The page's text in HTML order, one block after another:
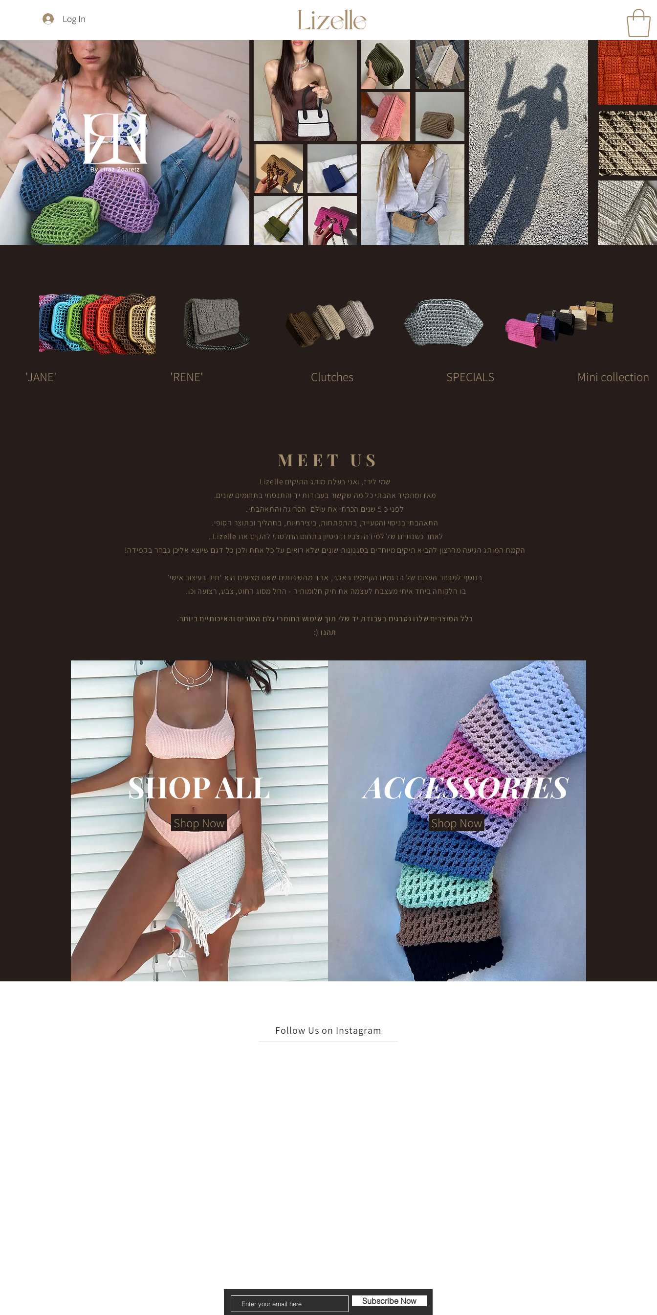
Log In
'JANE' SPECIALS
'RENE' Clutches Mini collection
MEET US
שמי לירז, ואני בעלת מותג התיקים Lizelle
מאז ומתמיד אהבתי כל מה שקשור בעבודות יד והתנסתי בתחומים שונים.
לפני כ 5 שנים הכרתי את עולם הסריגה והתאהבתי.
התאהבתי בניסוי והטעייה, בהתפתחות, ביצירתיות, בתהליך ובתוצר הסופי.
לאחר כשנתיים של למידה וצבירת ניסיון בתחום החלטתי להקים את Lizelle .
הקמת המותג הגיעה מהרצון להביא תיקים מיוחדים בסגנונות שונים שלא רואים על כל אחת ולכן כל דגם שיוצא אליכן נבחר בקפידה!
בנוסף למבחר העצום של הדגמים הקיימים באתר, אחד מהשירותים שאנו מציעים הוא ‘תיק בעיצוב אישי׳
בו הלקוחה ביחד איתי מעצבת לעצמה את תיק חלומותיה - החל מסוג החוט, צבע, רצועה וכו.
כלל המוצרים שלנו נסרגים בעבודת יד שלי תוך שימוש בחומרי גלם הטובים והאיכותיים ביותר.
תהנו (:
SHOP ALL
Shop Now Shop Now
ACCESSORIES
Follow Us on Instagram
Subscribe Now